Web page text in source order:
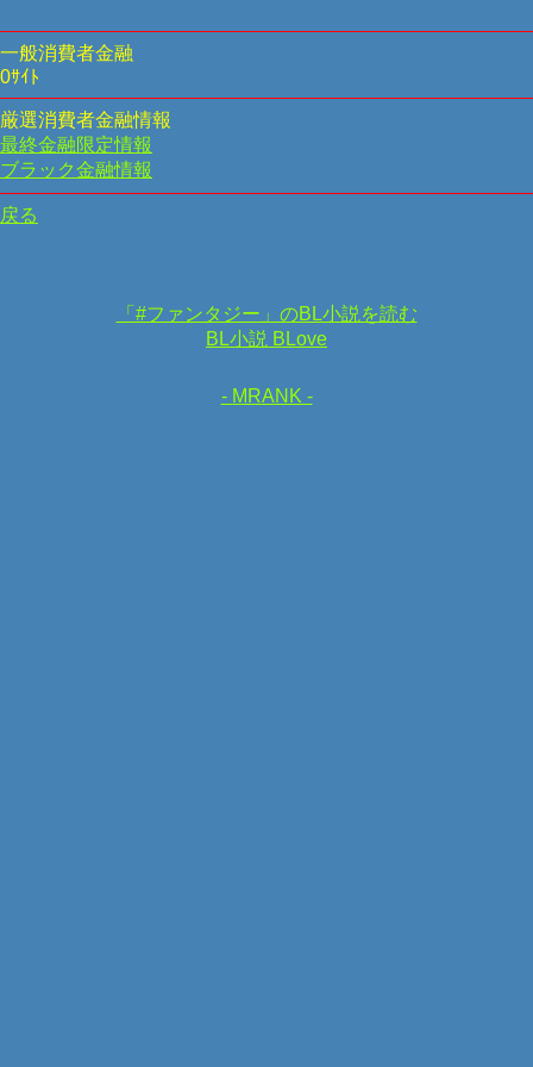
一般消費者金融
0ｻｲﾄ
厳選消費者金融情報
最終金融限定情報
ブラック金融情報
戻る
「#ファンタジー」のBL小説を読む
BL小説 BLove
- MRANK -